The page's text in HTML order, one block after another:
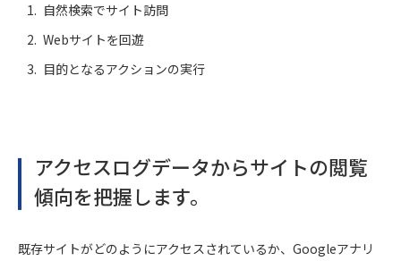
自然検索でサイト訪問
Webサイトを回遊
目的となるアクションの実行
アクセスログデータからサイトの閲覧
傾向を把握します。
既存サイトがどのようにアクセスされているか、Googleアナリ